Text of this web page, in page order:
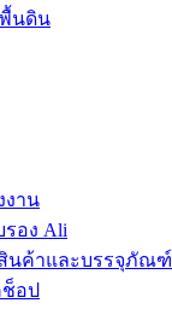
นดิน
งาน
รอง Ali
นค้าและบรรจุภัณฑ์
ช็อป